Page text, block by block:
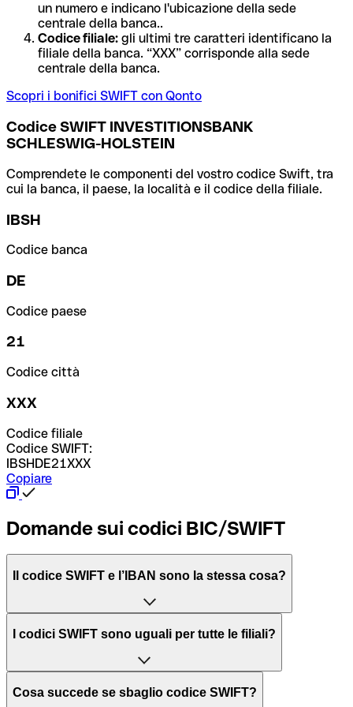
un numero e indicano l'ubicazione della sede
centrale della banca..
Codice filiale: gli ultimi tre caratteri identificano la
filiale della banca. “XXX” corrisponde alla sede
centrale della banca.
Scopri i bonifici SWIFT con Qonto
Codice SWIFT INVESTITIONSBANK
SCHLESWIG-HOLSTEIN
Comprendete le componenti del vostro codice Swift, tra
cui la banca, il paese, la località e il codice della filiale.
IBSH
Codice banca
DE
Codice paese
21
Codice città
XXX
Codice filiale
Codice SWIFT:
IBSHDE21XXX
Copiare
Domande sui codici BIC/SWIFT
Il codice SWIFT e l’IBAN sono la stessa cosa?
L'acronimo SWIFT sta per “Society for Worldwide
per l’elaborazione dei pagamenti tra diversi Paesi.
I codici SWIFT sono uguali per tutte le filiali?
Dipende dalle banche. In alcuni casi le banche utilizzano
Cosa succede se sbaglio codice SWIFT?